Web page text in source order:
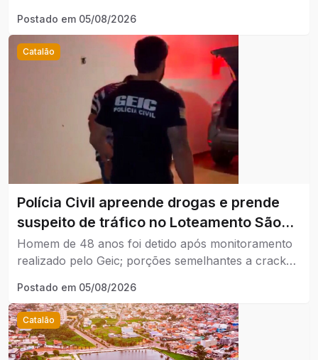
Postado em 05/08/2026
Catalão
Polícia Civil apreende drogas e prende
suspeito de tráfico no Loteamento São
Lucas, em Catalão.
Homem de 48 anos foi detido após monitoramento
realizado pelo Geic; porções semelhantes a crack
Postado em 05/08/2026
Catalão